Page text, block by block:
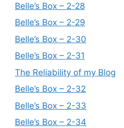
Belle’s Box – 2-28
Belle’s Box – 2-29
Belle’s Box – 2-30
Belle’s Box – 2-31
The Reliability of my Blog
Belle’s Box – 2-32
Belle’s Box – 2-33
Belle’s Box – 2-34